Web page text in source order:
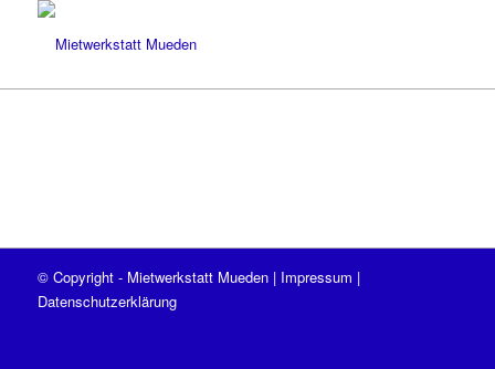
© Copyright - Mietwerkstatt Mueden |Impressum |
Datenschutzerklärung